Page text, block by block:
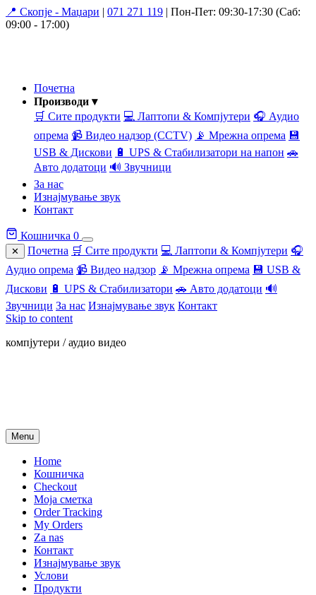
📍 Скопје - Маџари | 071 271 119 | Пон-Пет: 09:30-17:30 (Саб:
09:00 - 17:00)
Почетна
Производи ▾
🛒 Сите продукти 💻 Лаптопи & Компјутери 🎧 Аудио
опрема 📹 Видео надзор (CCTV) 📡 Мрежна опрема 💾
USB & Дискови 🔋 UPS & Стабилизатори на напон 🚗
Авто додатоци 🔊 Звучници
За нас
Изнајмување звук
Контакт
Кошничка 0
✕ Почетна 🛒 Сите продукти 💻 Лаптопи & Компјутери 🎧
Аудио опрема 📹 Видео надзор 📡 Мрежна опрема 💾 USB &
Дискови 🔋 UPS & Стабилизатори 🚗 Авто додатоци 🔊
Звучници За нас Изнајмување звук Контакт
Skip to content
компјутери / аудио видео
Menu
Home
Кошничка
Checkout
Моја сметка
Order Tracking
My Orders
Za nas
Контакт
Изнајмување звук
Услови
Продукти